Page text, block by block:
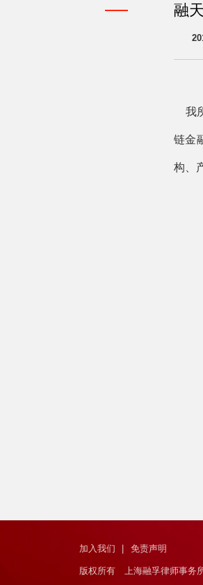
融
我
链金
构、
加入我们 免责声明
版权所有 上海融孚律师事务